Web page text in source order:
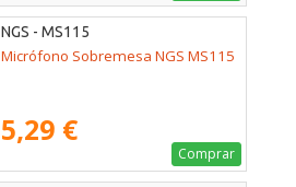
NGS - MS115
Micrófono Sobremesa NGS MS115
5,29 €
Comprar